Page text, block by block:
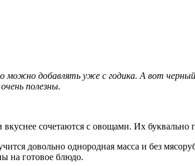
можно добавлять уже с годика. А вот
полезны.
сочетаются с овощами. Их
довольно однородная масса и без
на готовое блюдо.